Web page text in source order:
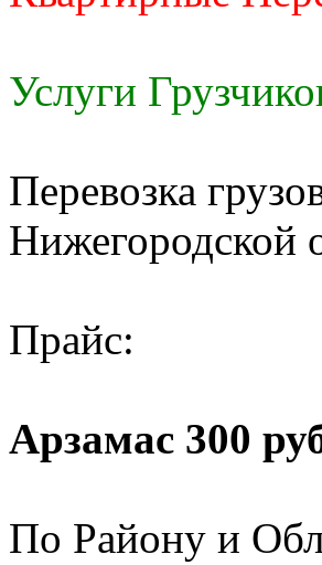
Услуги
Перевозка
Нижегородской
Прайс:
Арзамас 300
По Району и